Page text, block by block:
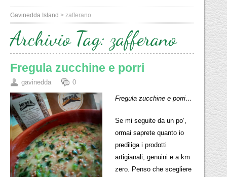
Gavinedda Island >zafferano
Archivio Tag: zafferano
Fregula zucchine e porri
gavinedda 0
Fregula zucchine e porri…
Se mi seguite da un po’,
ormai saprete quanto io
prediliga i prodotti
artigianali, genuini e a km
zero. Penso che scegliere